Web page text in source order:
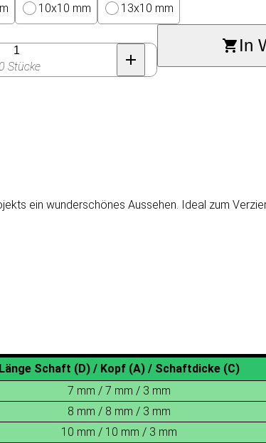
10x10 mm
13x10 mm
Stücke
In
ein wunderschönes Aussehen. Ideal zum
Länge Schaft (D) / Kopf (A) / Schaftdicke (C)
7 mm / 7 mm / 3 mm
8 mm / 8 mm / 3 mm
10 mm / 10 mm / 3 mm